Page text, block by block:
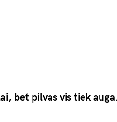
bet pilvas vis tiek auga.